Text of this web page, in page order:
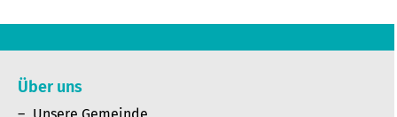
Über uns
Unsere Gemeinde